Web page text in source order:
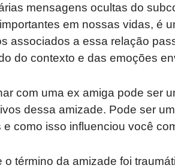
mensagens ocultas do
em nossas vidas, é
associados a essa relação
do contexto e das emoções
com uma ex amiga pode ser
dessa amizade. Pode ser
como isso influenciou você
o término da amizade foi